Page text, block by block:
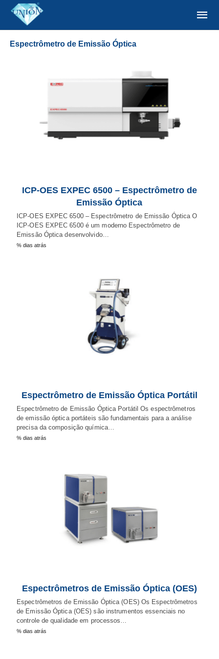
Espectrômetro de Emissão Óptica
ICP-OES EXPEC 6500 – Espectrômetro de
Emissão Óptica
ICP-OES EXPEC 6500 – Espectrômetro de Emissão Óptica O
ICP-OES EXPEC 6500 é um moderno Espectrômetro de
Emissão Óptica desenvolvido…
% dias atrás
Espectrômetro de Emissão Óptica Portátil
Espectrômetro de Emissão Óptica Portátil Os espectrômetros
de emissão óptica portáteis são fundamentais para a análise
precisa da composição química…
% dias atrás
Espectrômetros de Emissão Óptica (OES)
Espectrômetros de Emissão Óptica (OES) Os Espectrômetros
de Emissão Óptica (OES) são instrumentos essenciais no
controle de qualidade em processos…
% dias atrás